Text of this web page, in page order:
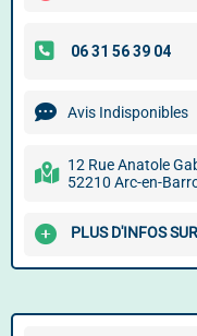
Avis Indisponibles
12 Rue Anatole
52210 Arc-en-
PLUS D'INFOS